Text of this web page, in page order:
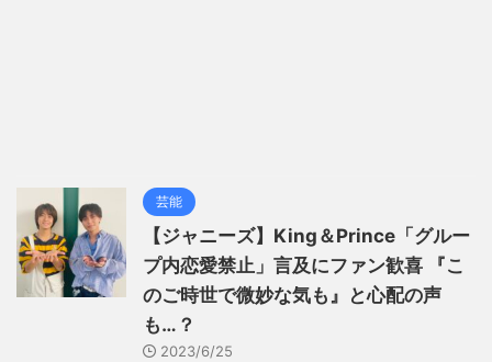
芸能
【ジャニーズ】King＆Prince「グルー
プ内恋愛禁止」言及にファン歓喜 『こ
のご時世で微妙な気も』と心配の声
も…？
2023/6/25